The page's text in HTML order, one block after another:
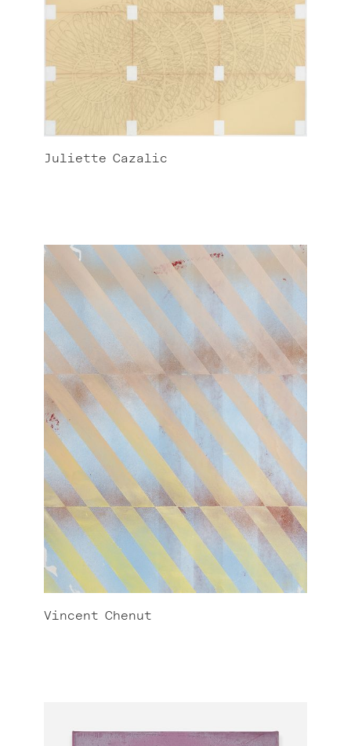
Juliette Cazalic
Vincent Chenut